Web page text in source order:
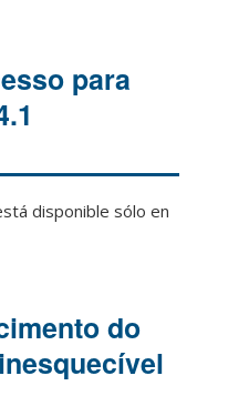
para
disponible sólo en
do